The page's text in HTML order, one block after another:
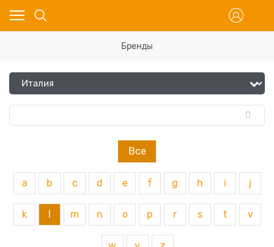
Бренды
Все
a b c d e f g h i j
k m n o p r s t v